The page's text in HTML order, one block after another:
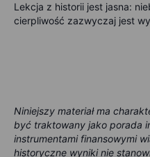
Lekcja z historii jest jasna:
cierpliwość zazwyczaj jest
Niniejszy materiał ma
być traktowany jako porada
instrumentami finansowymi
historyczne wyniki nie